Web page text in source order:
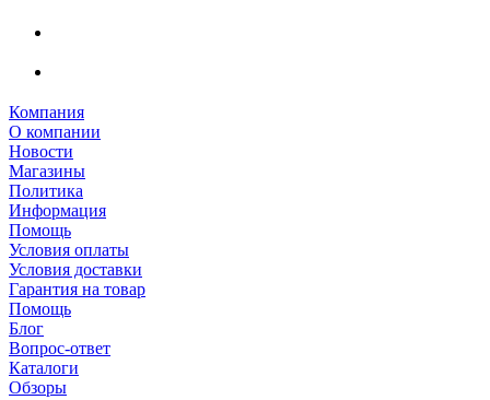
Компания
О компании
Новости
Магазины
Политика
Информация
Помощь
Условия оплаты
Условия доставки
Гарантия на товар
Помощь
Блог
Вопрос-ответ
Каталоги
Обзоры